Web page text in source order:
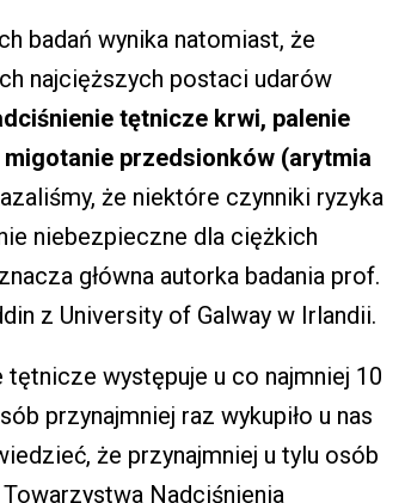
badań wynika natomiast, że
najcięższych postaci udarów
tętnicze krwi, palenie
przedsionków (arytmia
że niektóre czynniki ryzyka
niebezpieczne dla ciężkich
główna autorka badania prof.
z University of Galway w Irlandii.
tętnicze występuje u co najmniej 10
przynajmniej raz wykupiło u nas
że przynajmniej u tylu osób
Nadciśnienia